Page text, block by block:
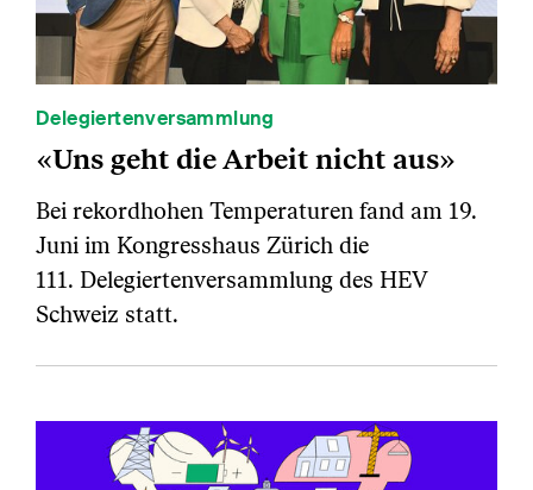
Delegiertenversammlung
«Uns geht die Arbeit nicht aus»
Bei rekordhohen Temperaturen fand am 19.
Juni im Kongresshaus Zürich die
111. Delegiertenversammlung des HEV
Schweiz statt.